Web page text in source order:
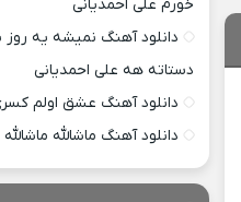
خورم علی احمدیانی
دانلود آهنگ نمیشه یه روز
دستاته هه علی احمدیانی
دانلود آهنگ عشق اولم
دانلود آهنگ ماشالله ماشالله